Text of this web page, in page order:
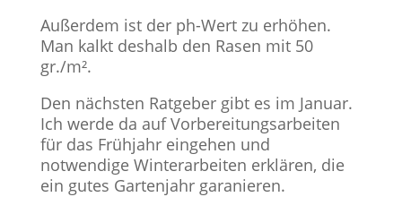
Außerdem ist der ph-Wert zu erhöhen.
Man kalkt deshalb den Rasen mit 50
gr./m².
Den nächsten Ratgeber gibt es im Januar.
Ich werde da auf Vorbereitungsarbeiten
für das Frühjahr eingehen und
notwendige Winterarbeiten erklären, die
ein gutes Gartenjahr garanieren.